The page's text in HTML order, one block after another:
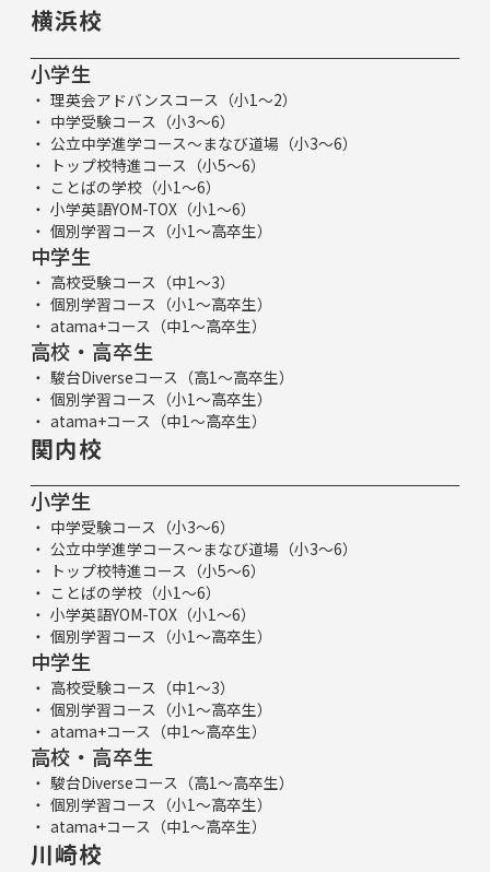
横浜校
小学生
理英会アドバンスコース（小1～2）
中学受験コース（小3～6）
公立中学進学コース～まなび道場（小3～6）
トップ校特進コース（小5～6）
ことばの学校（小1～6）
小学英語YOM-TOX（小1～6）
個別学習コース（小1～高卒生）
中学生
高校受験コース（中1～3）
個別学習コース（小1～高卒生）
atama+コース（中1～高卒生）
高校・高卒生
駿台Diverseコース（高1～高卒生）
個別学習コース（小1～高卒生）
atama+コース（中1～高卒生）
関内校
小学生
中学受験コース（小3～6）
公立中学進学コース～まなび道場（小3～6）
トップ校特進コース（小5～6）
ことばの学校（小1～6）
小学英語YOM-TOX（小1～6）
個別学習コース（小1～高卒生）
中学生
高校受験コース（中1～3）
個別学習コース（小1～高卒生）
atama+コース（中1～高卒生）
高校・高卒生
駿台Diverseコース（高1～高卒生）
個別学習コース（小1～高卒生）
atama+コース（中1～高卒生）
川崎校